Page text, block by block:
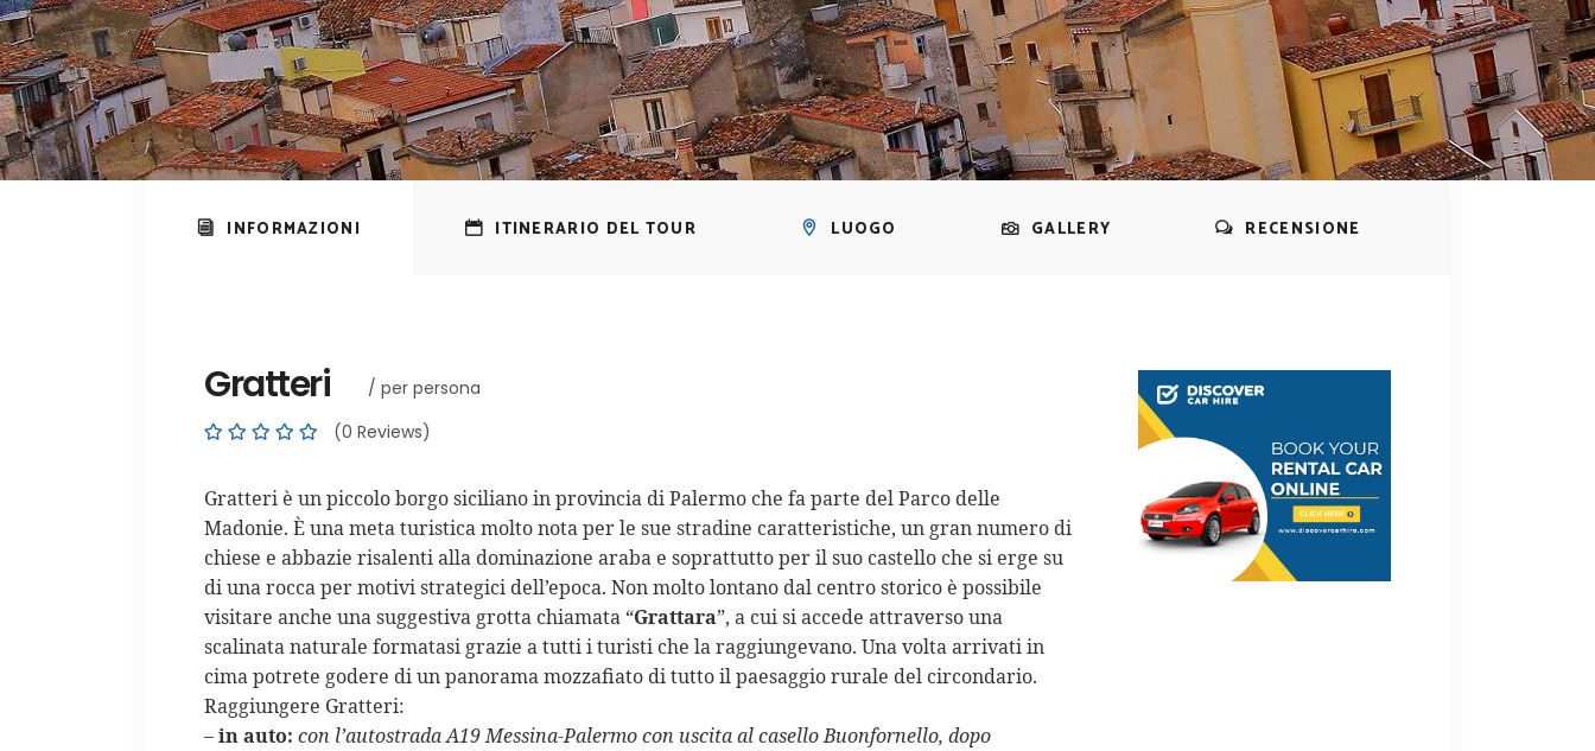
INFORMAZIONI ITINERARIO DEL TOUR LUOGO GALLERY RECENSIONE
Gratteri
/ per persona
(0 Reviews)
Gratteri è un piccolo borgo siciliano in provincia di Palermo che fa parte del Parco delle
Madonie. È una meta turistica molto nota per le sue stradine caratteristiche, un gran numero di
chiese e abbazie risalenti alla dominazione araba e soprattutto per il suo castello che si erge su
di una rocca per motivi strategici dell’epoca. Non molto lontano dal centro storico è possibile
visitare anche una suggestiva grotta chiamata “Grattara”, a cui si accede attraverso una
scalinata naturale formatasi grazie a tutti i turisti che la raggiungevano. Una volta arrivati in
cima potrete godere di un panorama mozzafiato di tutto il paesaggio rurale del circondario.
Raggiungere Gratteri:
–in auto: con l’autostrada A19 Messina-Palermo con uscita al casello Buonfornello, dopo